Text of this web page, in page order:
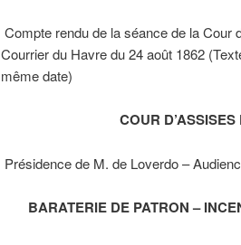
Compte rendu de la séance de la Cour
Courrier du Havre du 24 août 1862
même date)
COUR
Présidence de M. de Loverdo –
BARATERIE DE PATRON –